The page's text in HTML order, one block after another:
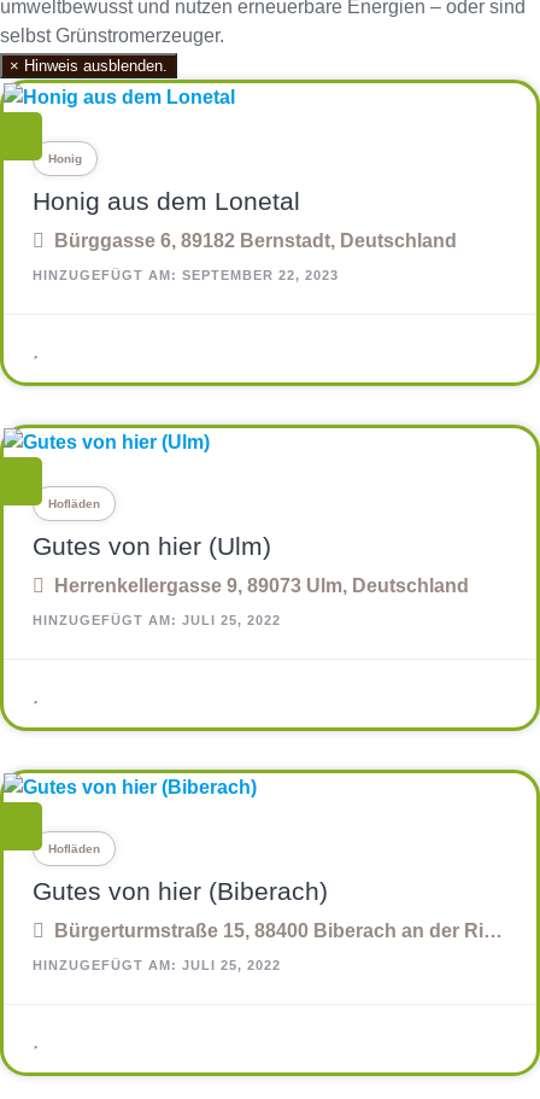
umweltbewusst und nutzen erneuerbare Energien – oder sind
selbst Grünstromerzeuger.
× Hinweis ausblenden.
Honig
Honig aus dem Lonetal
Bürggasse 6, 89182 Bernstadt, Deutschland
HINZUGEFÜGT AM: SEPTEMBER 22, 2023
Hofläden
Gutes von hier (Ulm)
Herrenkellergasse 9, 89073 Ulm, Deutschland
HINZUGEFÜGT AM: JULI 25, 2022
Hofläden
Gutes von hier (Biberach)
Bürgerturmstraße 15, 88400 Biberach an der Riß, Deutschland
HINZUGEFÜGT AM: JULI 25, 2022